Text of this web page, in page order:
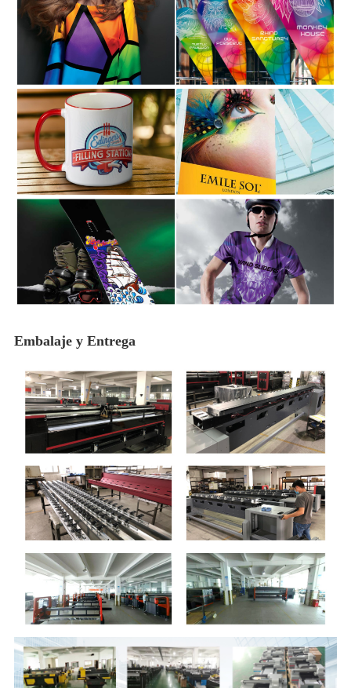
Embalaje y Entrega